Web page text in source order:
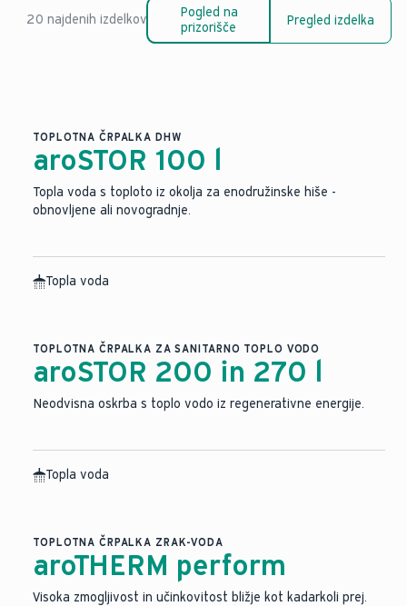
20 najdenih izdelkov
Pogled na
prizorišče
Pregled izdelka
TOPLOTNA ČRPALKA DHW
aroSTOR 100 l
Topla voda s toploto iz okolja za enodružinske hiše -
obnovljene ali novogradnje.
Topla voda
TOPLOTNA ČRPALKA ZA SANITARNO TOPLO VODO
aroSTOR 200 in 270 l
Neodvisna oskrba s toplo vodo iz regenerativne energije.
Topla voda
TOPLOTNA ČRPALKA ZRAK-VODA
aroTHERM perform
Visoka zmogljivost in učinkovitost bližje kot kadarkoli prej.